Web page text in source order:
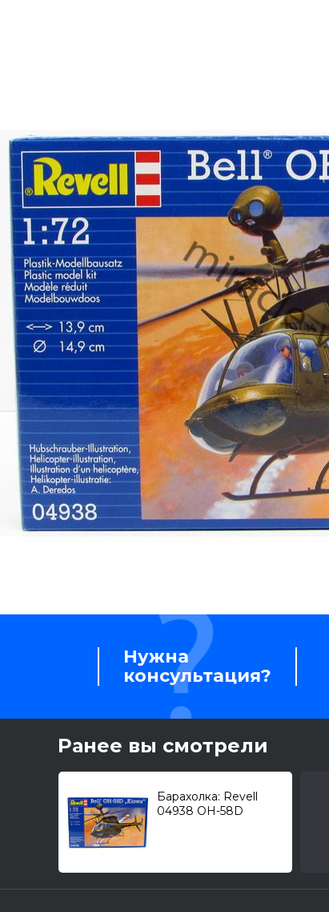
Нужна
консультация?
Ранее вы смотрели
Барахолка: Revell
04938 OH-58D